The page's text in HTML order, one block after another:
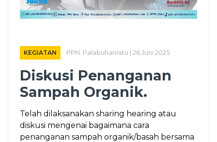
KEGIATAN PPN. Palabuhanratu | 26 Juni 2025
Diskusi Penanganan
Sampah Organik.
Telah dilaksanakan sharing hearing atau
diskusi mengenai bagaimana cara
penanganan sampah organik/basah bersama